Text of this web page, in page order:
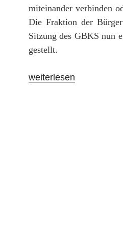
miteinander verbinden
Die Fraktion der
Sitzung des GBKS nun
gestellt.
„Förderaussichten
weiterlesen